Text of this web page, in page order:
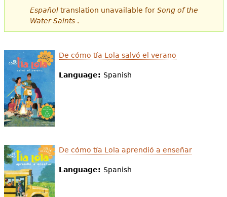
Españoltranslation unavailable for Song of the
Water Saints .
De cómo tía Lola salvó el verano
Language: Spanish
De cómo tía Lola aprendió a enseñar
Language: Spanish